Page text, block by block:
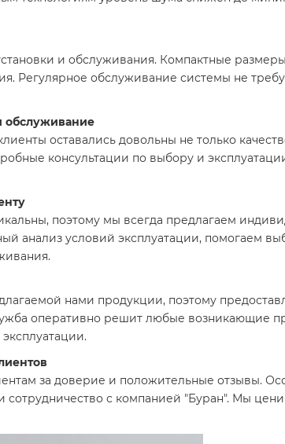
и обслуживания. Компактные
Регулярное обслуживание системы не
обслуживание
оставались довольны не только
консультации по выбору и
поэтому мы всегда предлагаем
анализ условий эксплуатации, помогаем
нами продукции, поэтому
оперативно решит любые возникающие
за доверие и положительные отзывы.
сотрудничество с компанией "Буран". Мы